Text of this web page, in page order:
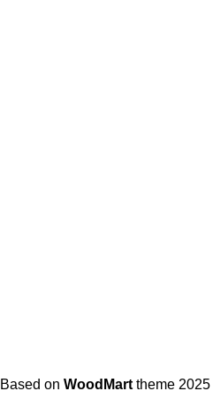
Based on WoodMart theme 2025